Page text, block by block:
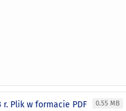
Plik w formacie PDF 0.55 MB